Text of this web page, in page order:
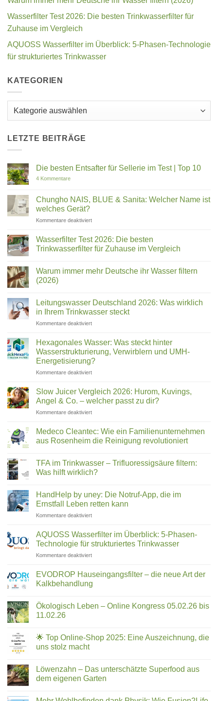
Wasserfilter Test 2026: Die besten Trinkwasserfilter für
Zuhause im Vergleich
AQUOSS Wasserfilter im Überblick: 5-Phasen-Technologie
für strukturiertes Trinkwasser
KATEGORIEN
Kategorien
LETZTE BEITRÄGE
Die besten Entsafter für Sellerie im Test | Top 10
4 Kommentarezu
Entsafter
für
Sellerie
Test
10
Chungho NAIS, BLUE & Sanita: Welcher Name ist
welches Gerät?
Kommentare deaktiviertfür
NAIS,
BLUE
Welcher
Gerät?
Wasserfilter Test 2026: Die besten
Trinkwasserfilter für Zuhause im Vergleich
zu
Wasserfilter
Test
besten
Trinkwasserfilter
für
Zuhause
Warum immer mehr Deutsche ihr Wasser filtern
(2026)
zu
Warum
immer
mehr
Wasser
filtern
(2026)
Leitungswasser Deutschland 2026: Was wirklich
in Ihrem Trinkwasser steckt
Kommentare deaktiviertfür
Deutschland
Was
wirklich
in
Trinkwasser
steckt
Hexagonales Wasser: Was steckt hinter
Wasserstrukturierung, Verwirblern und UMH-
Energetisierung?
Kommentare deaktiviertfür
Wasser:
Was
steckt
hinter
Verwirblern
und
Slow Juicer Vergleich 2026: Hurom, Kuvings,
Angel & Co. – welcher passt zu dir?
Kommentare deaktiviertfür
Juicer
Vergleich
2026:
Kuvings,
Angel
–
welcher
zu
Medeco Cleantec: Wie ein Familienunternehmen
aus Rosenheim die Reinigung revolutioniert
zu
Medeco
Cleantec:
Familienunternehmen
aus
Rosenheim
die
TFA im Trinkwasser – Trifluoressigsäure filtern:
Was hilft wirklich?
zu
TFA
im
Trinkwasser
filtern:
Was
hilft
HandHelp by uney: Die Notruf-App, die im
Ernstfall Leben retten kann
Kommentare deaktiviertfür
uney:
Die
Notruf-
die
im
Ernstfall
retten
AQUOSS Wasserfilter im Überblick: 5-Phasen-
Technologie für strukturiertes Trinkwasser
Kommentare deaktiviertfür
Wasserfilter
Überblick:
Phasen-
Trinkwasser
EVODROP Hauseingangsfilter – die neue Art der
Kalkbehandlung
zu
EVODROP
Hauseingangsfilter
neue
der
Ökologisch Leben – Online Kongress 05.02.26 bis
11.02.26
zu
Ökologisch
Leben
Kongress
05.02.26
bis
🌟 Top Online-Shop 2025: Eine Auszeichnung, die
uns stolz macht
zu
🌟
Top
Löwenzahn – Das unterschätzte Superfood aus
dem eigenen Garten